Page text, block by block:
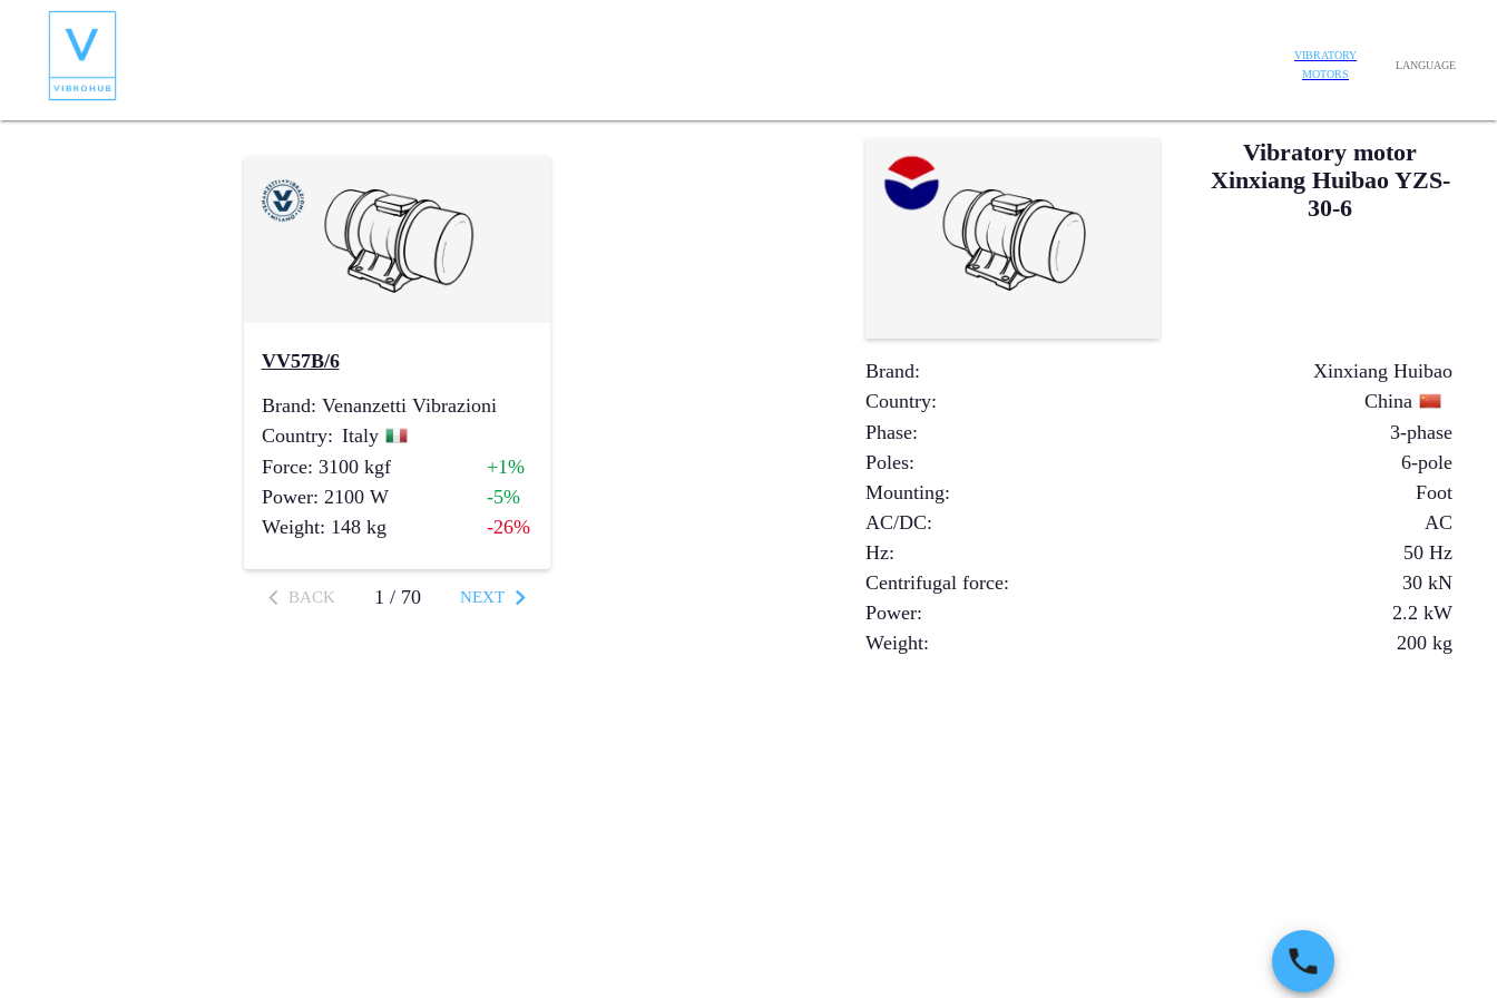
VIBRATORY
MOTORS
LANGUAGE
Vibratory motor
Xinxiang Huibao YZS-
30-6
Brand:
Xinxiang Huibao
Country:
China
Phase:
3-phase
Poles:
6-pole
Mounting:
Foot
AC/DC:
AC
Hz:
50 Hz
Centrifugal force: 30 kN
Power: 2.2 kW
Weight: 200 kg
VV57B/6
Brand: Venanzetti Vibrazioni
Country: Italy
Force: 3100 kgf
+1%
Power: 2100 W
-5%
Weight: 148 kg -26%
BACK 1 / 70 NEXT